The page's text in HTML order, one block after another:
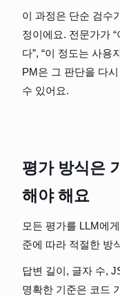
이 과정은 단순 검수
정이에요. 전문가가
다”, “이 정도는 사용
PM은 그 판단을 다
수 있어요.
평가 방식은
해야 해요
모든 평가를 LLM에
준에 따라 적절한 방
답변 길이, 글자 수,
명확한 기준은 코드